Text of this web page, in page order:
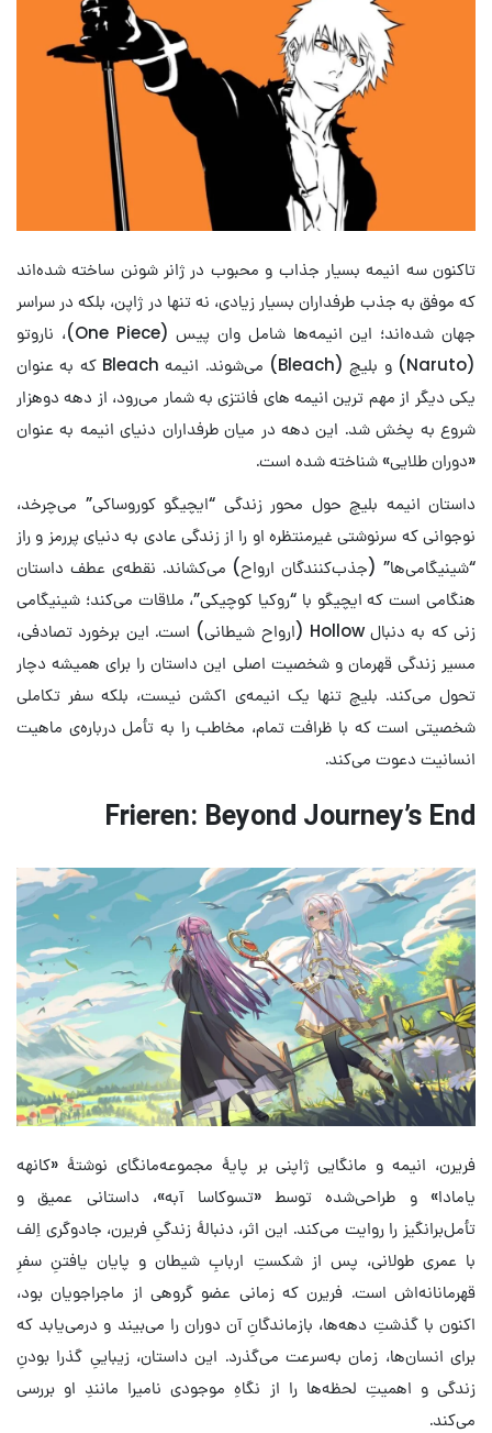
تاکنون سه انیمه بسیار جذاب و محبوب در ژانر شونن ساخته شده‌اند
که موفق به جذب طرفداران بسیار زیادی، نه تنها در ژاپن، بلکه در سراسر
جهان شده‌اند؛ این انیمه‌ها شامل وان پیس (One Piece)، ناروتو
(Naruto) و بلیچ (Bleach) می‌شوند. انیمه Bleach که به عنوان
یکی دیگر از مهم ترین انیمه های فانتزی به شمار می‌رود، از دهه دوهزار
شروع به پخش شد. این دهه در میان طرفداران دنیای انیمه به عنوان
«دوران طلایی» شناخته شده است.
داستان انیمه بلیچ حول محور زندگی “ایچیگو کوروساکی” می‌چرخد،
نوجوانی که سرنوشتی غیرمنتظره او را از زندگی عادی به دنیای پررمز و راز
“شینیگامی‌ها” (جذب‌کنندگان ارواح) می‌کشاند. نقطه‌ی عطف داستان
هنگامی است که ایچیگو با “روکیا کوچیکی”، ملاقات می‌کند؛ شینیگامی
زنی که به دنبال Hollow (ارواح شیطانی) است. این برخورد تصادفی،
مسیر زندگی قهرمان و شخصیت اصلی این داستان را برای همیشه دچار
تحول می‌کند. بلیچ تنها یک انیمه‌ی اکشن نیست، بلکه سفر تکاملی
شخصیتی است که با ظرافت تمام، مخاطب را به تأمل درباره‌ی ماهیت
انسانیت دعوت می‌کند.
Frieren: Beyond Journey’s End
فریرن، انیمه و مانگایی ژاپنی بر پایهٔ مجموعه‌مانگای نوشتهٔ «کانهه
یامادا» و طراحی‌شده توسط «تسوکاسا آبه»، داستانی عمیق و
تأمل‌برانگیز را روایت می‌کند. این اثر، دنبالهٔ زندگیِ فریرن، جادوگری اِلف
با عمری طولانی، پس از شکستِ اربابِ شیطان و پایان یافتنِ سفرِ
قهرمانانه‌اش است. فریرن که زمانی عضو گروهی از ماجراجویان بود،
اکنون با گذشتِ دهه‌ها، بازماندگانِ آن دوران را می‌بیند و درمی‌یابد که
برای انسان‌ها، زمان به‌سرعت می‌گذرد. این داستان، زیباییِ گذرا بودنِ
زندگی و اهمیتِ لحظه‌ها را از نگاهِ موجودی نامیرا مانندِ او بررسی
می‌کند.